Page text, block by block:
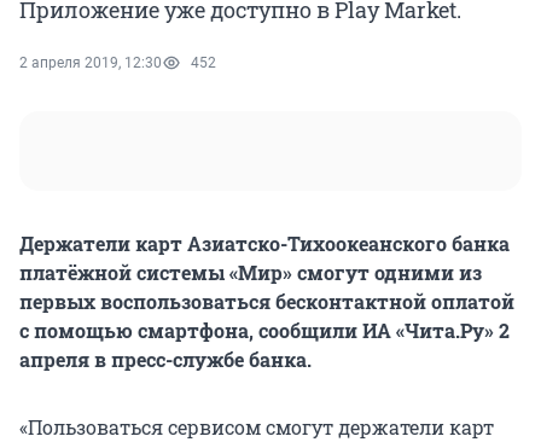
Приложение уже доступно в Play Market.
2 апреля 2019, 12:30 452
Держатели карт Азиатско-Тихоокеанского банка
платёжной системы «Мир» смогут одними из
первых воспользоваться бесконтактной оплатой
с помощью смартфона, сообщили ИА «Чита.Ру» 2
апреля в пресс-службе банка.
«Пользоваться сервисом смогут держатели карт